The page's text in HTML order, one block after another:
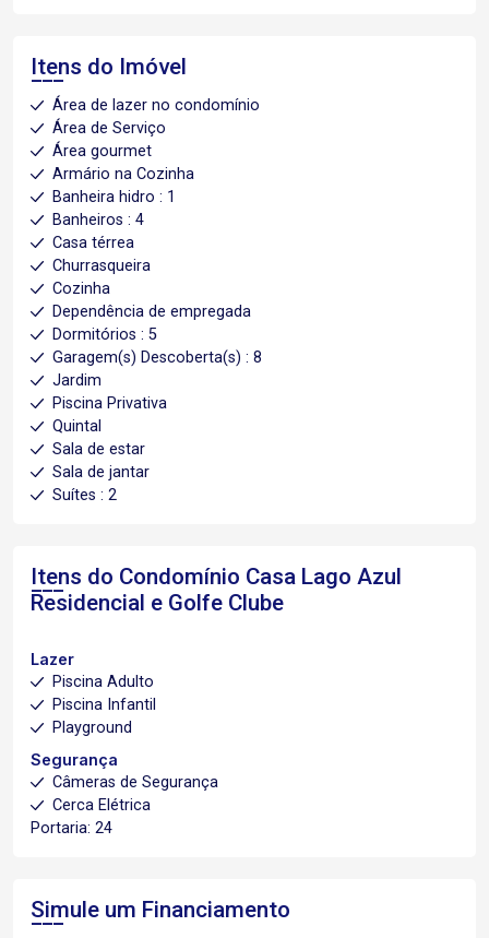
Itens do Imóvel
Área de lazer no condomínio
Área de Serviço
Área gourmet
Armário na Cozinha
Banheira hidro : 1
Banheiros : 4
Casa térrea
Churrasqueira
Cozinha
Dependência de empregada
Dormitórios : 5
Garagem(s) Descoberta(s) : 8
Jardim
Piscina Privativa
Quintal
Sala de estar
Sala de jantar
Suítes : 2
Itens do Condomínio Casa Lago Azul
Residencial e Golfe Clube
Lazer
Piscina Adulto
Piscina Infantil
Playground
Segurança
Câmeras de Segurança
Cerca Elétrica
Portaria: 24
Simule um Financiamento